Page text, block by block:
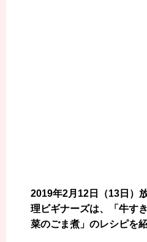
2019年2月12日（13日）
理ビギナーズは、「牛す
菜のごま煮」のレシピを紹